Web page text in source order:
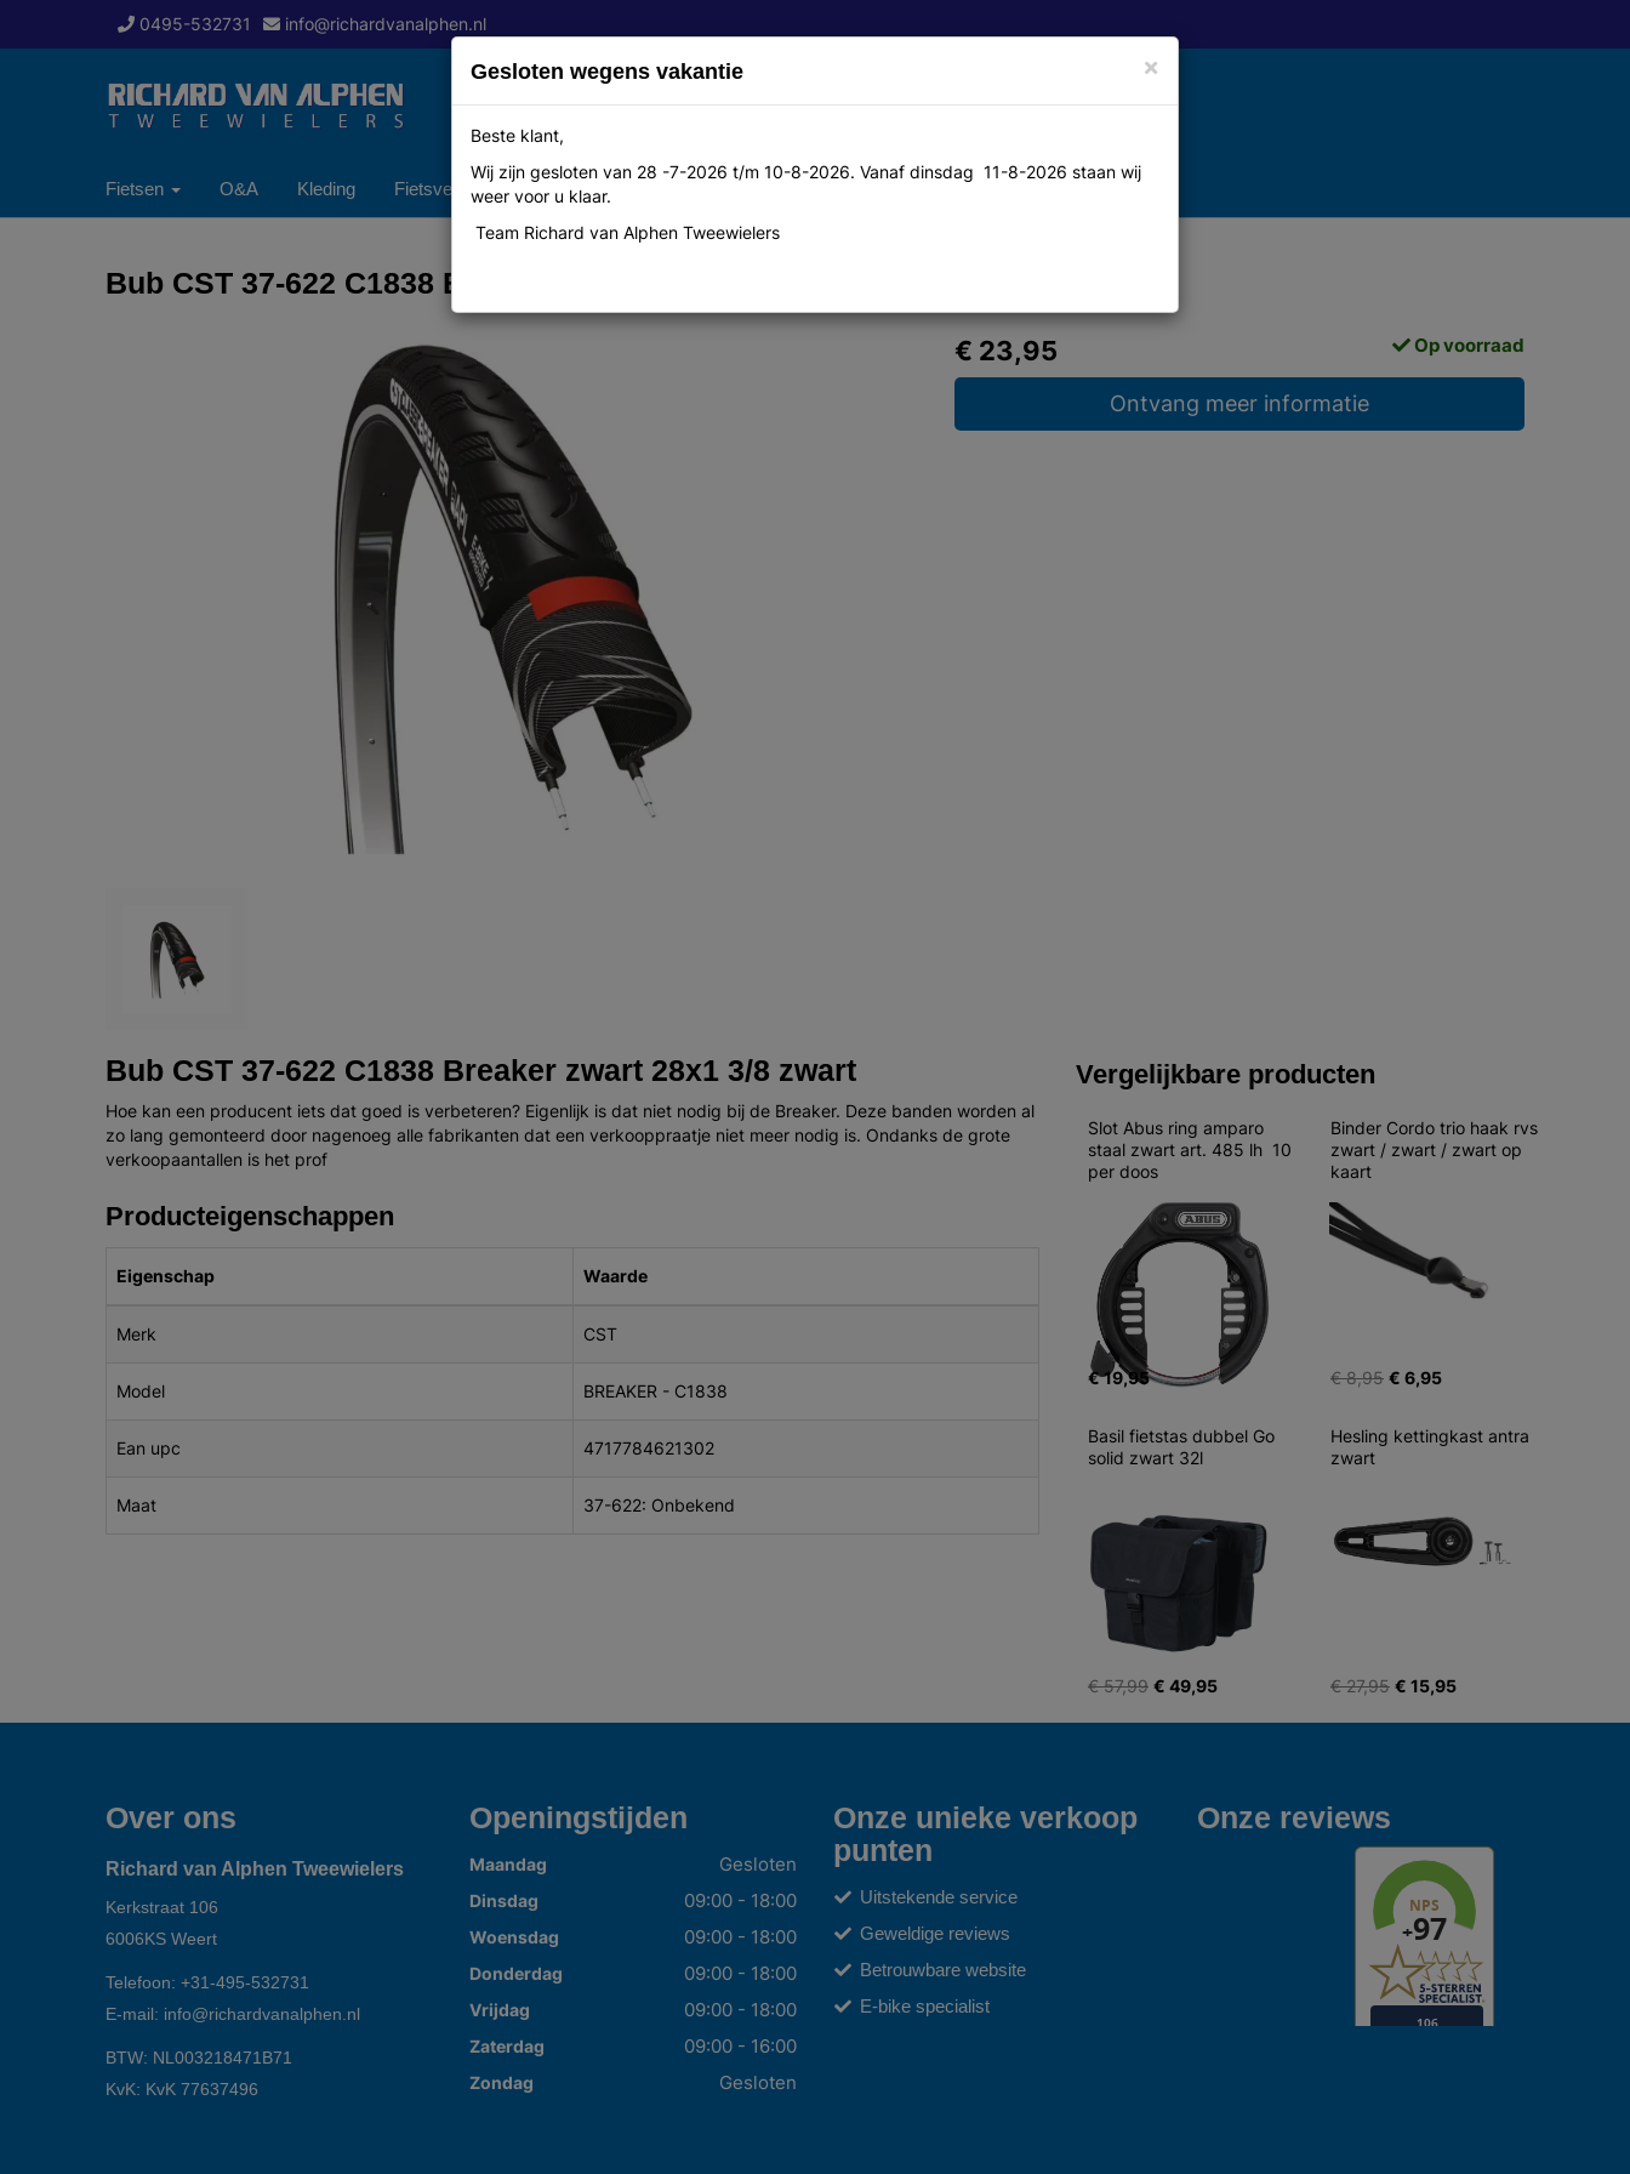
0495-532731 info@richardvanalphen.nl
Fietsen O&A Kleding Fietsverzekering Over ons Contact
Bub CST 37-622 C1838 Breaker zwart 28x1 3/8 zwart
€ 23,95 Op voorraad
Ontvang meer informatie
Bub CST 37-622 C1838 Breaker zwart 28x1 3/8 zwart
Hoe kan een producent iets dat goed is verbeteren? Eigenlijk is dat niet nodig bij de Breaker. Deze banden worden al
zo lang gemonteerd door nagenoeg alle fabrikanten dat een verkooppraatje niet meer nodig is. Ondanks de grote
verkoopaantallen is het prof
Producteigenschappen
Eigenschap Waarde
Merk CST
Model BREAKER - C1838
Ean upc 4717784621302
Maat 37-622: Onbekend
Vergelijkbare producten
Slot Abus ring amparo
staal zwart art. 485 lh  10
per doos
€ 19,95
Binder Cordo trio haak rvs
zwart / zwart / zwart op
kaart
€ 8,95 € 6,95
Basil fietstas dubbel Go
solid zwart 32l
€ 57,99 € 49,95
Hesling kettingkast antra
zwart
€ 27,95 € 15,95
Over ons
Richard van Alphen Tweewielers
Kerkstraat 106
6006KS Weert
Telefoon: +31-495-532731
E-mail: info@richardvanalphen.nl
BTW: NL003218471B71
KvK: KvK 77637496
Openingstijden
Maandag Gesloten
Dinsdag 09:00 - 18:00
Woensdag 09:00 - 18:00
Donderdag 09:00 - 18:00
Vrijdag 09:00 - 18:00
Zaterdag 09:00 - 16:00
Zondag Gesloten
Onze unieke verkoop
punten
Uitstekende service
Geweldige reviews
Betrouwbare website
E-bike specialist
Onze reviews
×
Gesloten wegens vakantie
Beste klant,
Wij zijn gesloten van 28 -7-2026 t/m 10-8-2026. Vanaf dinsdag 11-8-2026 staan wij
weer voor u klaar.
Team Richard van Alphen Tweewielers